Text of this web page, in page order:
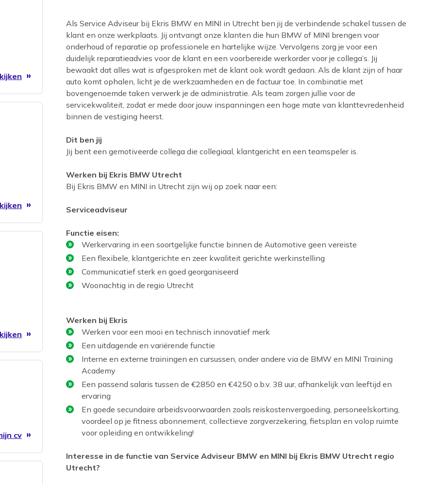
en
cv
Als Service Adviseur bij Ekris BMW en MINI in Utrecht ben jij de verbindende schakel tussen de
klant en onze werkplaats. Jij ontvangt onze klanten die hun BMW of MINI brengen voor
onderhoud of reparatie op professionele en hartelijke wijze. Vervolgens zorg je voor een
duidelijk reparatieadvies voor de klant en een voorbereide werkorder voor je collega’s. Jij
bewaakt dat alles wat is afgesproken met de klant ook wordt gedaan. Als de klant zijn of haar
auto komt ophalen, licht je de werkzaamheden en de factuur toe. In combinatie met
bovengenoemde taken verwerk je de administratie. Als team zorgen jullie voor de
servicekwaliteit, zodat er mede door jouw inspanningen een hoge mate van klanttevredenheid
binnen de vestiging heerst.
Dit ben jij
Jij bent een gemotiveerde collega die collegiaal, klantgericht en een teamspeler is.
Werken bij Ekris BMW Utrecht
Bij Ekris BMW en MINI in Utrecht zijn wij op zoek naar een:
Serviceadviseur
Functie eisen:
Werkervaring in een soortgelijke functie binnen de Automotive geen vereiste
Een flexibele, klantgerichte en zeer kwaliteit gerichte werkinstelling
Communicatief sterk en goed georganiseerd
Woonachtig in de regio Utrecht
Werken bij Ekris
Werken voor een mooi en technisch innovatief merk
Een uitdagende en variërende functie
Interne en externe trainingen en cursussen, onder andere via de BMW en MINI Training
Academy
Een passend salaris tussen de €2850 en €4250 o.b.v. 38 uur, afhankelijk van leeftijd en
ervaring
En goede secundaire arbeidsvoorwaarden zoals reiskostenvergoeding, personeelskorting,
voordeel op je fitness abonnement, collectieve zorgverzekering, fietsplan en volop ruimte
voor opleiding en ontwikkeling!
Interesse in de functie van Service Adviseur BMW en MINI bij Ekris BMW Utrecht regio
Utrecht?